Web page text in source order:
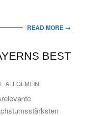
READ MORE →
BEST
ALLGEMEIN